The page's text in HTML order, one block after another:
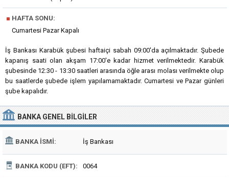
■ HAFTA SONU:
Cumartesi Pazar Kapalı
İş Bankası Karabük şubesi haftaiçi sabah 09:00'da açılmaktadır. Şubede
kapanış saati olan akşam 17:00'e kadar hizmet verilmektedir. Karabük
şubesinde 12:30 - 13:30 saatleri arasında öğle arası molası verilmekte olup
bu saatlerde şubede işlem yapılamamaktadır. Cumartesi ve Pazar günleri
şube kapalıdır.
BANKA GENEL BILGILER
BANKA İSMI: İş Bankası
BANKA KODU (EFT): 0064